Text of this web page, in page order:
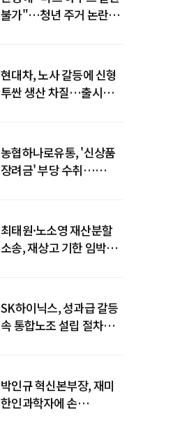
불가"…청년 주거 논란
현대차, 노사 갈등에 신형
투싼 생산 차질…출시
농협하나로유통, '신상품
장려금' 부당 수취…
최태원·노소영 재산분할
소송, 재상고 기한 임박…
SK하이닉스, 성과급 갈등
속 통합노조 설립 절차
박인규 혁신본부장, 재미
한인과학자에 손